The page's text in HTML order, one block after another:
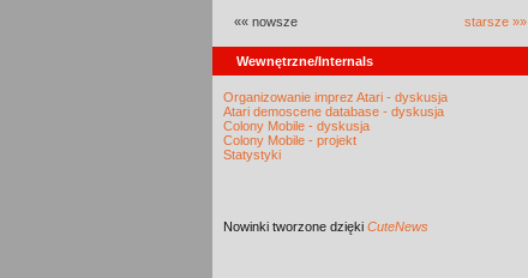
«« nowsze starsze »»
Wewnętrzne/Internals
Organizowanie imprez Atari - dyskusja
Atari demoscene database - dyskusja
Colony Mobile - dyskusja
Colony Mobile - projekt
Statystyki
Nowinki tworzone dzięki CuteNews